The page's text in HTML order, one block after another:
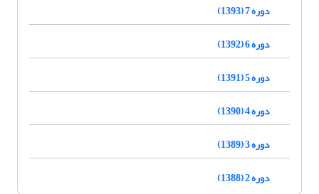
دوره 7 (1393)
دوره 6 (1392)
دوره 5 (1391)
دوره 4 (1390)
دوره 3 (1389)
دوره 2 (1388)